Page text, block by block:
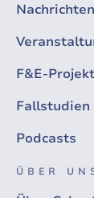
Nachrichten
F&E-
Fallstudien
Podcasts
ÜBER